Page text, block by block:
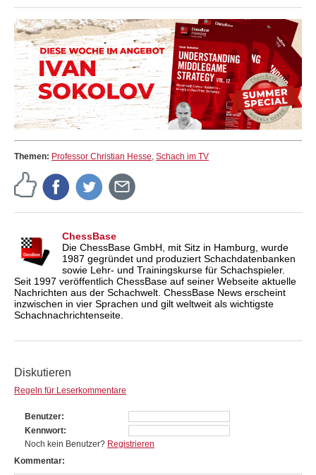
Themen: Professor Christian Hesse, Schach im TV
ChessBase
Die ChessBase GmbH, mit Sitz in Hamburg, wurde
1987 gegründet und produziert Schachdatenbanken
sowie Lehr- und Trainingskurse für Schachspieler.
Seit 1997 veröffentlich ChessBase auf seiner Webseite aktuelle
Nachrichten aus der Schachwelt. ChessBase News erscheint
inzwischen in vier Sprachen und gilt weltweit als wichtigste
Schachnachrichtenseite.
Diskutieren
Regeln für Leserkommentare
Benutzer
Kennwort
Noch kein Benutzer? Registrieren
Kommentar